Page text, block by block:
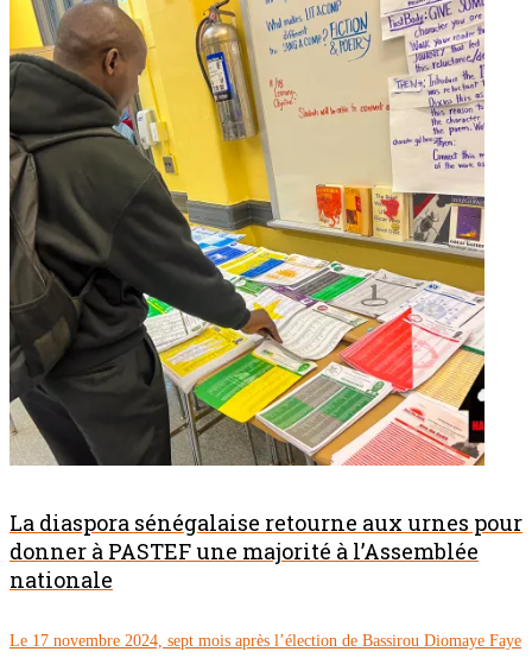
La diaspora sénégalaise retourne aux urnes pour
donner à PASTEF une majorité à l’Assemblée
nationale
Le 17 novembre 2024, sept mois après l’élection de Bassirou Diomaye Faye